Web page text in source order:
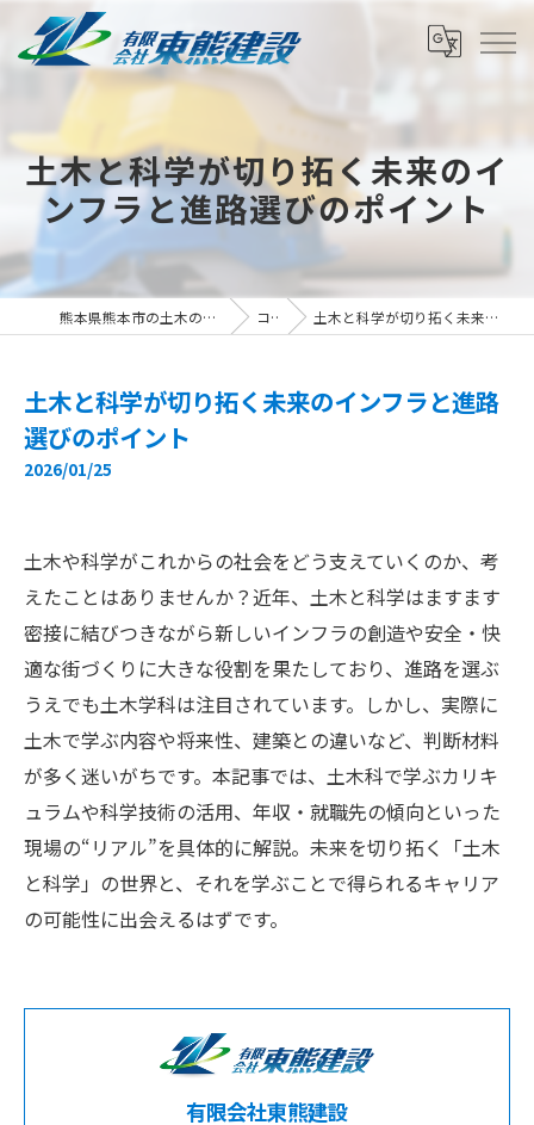
土木と科学が切り拓く未来のイ
ンフラと進路選びのポイント
熊本県熊本市の土木の求人なら有限会社東熊建設 コラム 土木と科学が切り拓く未来のインフラと進路選びのポイント
土木と科学が切り拓く未来のインフラと進路
選びのポイント
2026/01/25
土木や科学がこれからの社会をどう支えていくのか、考
えたことはありませんか？近年、土木と科学はますます
密接に結びつきながら新しいインフラの創造や安全・快
適な街づくりに大きな役割を果たしており、進路を選ぶ
うえでも土木学科は注目されています。しかし、実際に
土木で学ぶ内容や将来性、建築との違いなど、判断材料
が多く迷いがちです。本記事では、土木科で学ぶカリキ
ュラムや科学技術の活用、年収・就職先の傾向といった
現場の“リアル”を具体的に解説。未来を切り拓く「土木
と科学」の世界と、それを学ぶことで得られるキャリア
の可能性に出会えるはずです。
有限会社東熊建設